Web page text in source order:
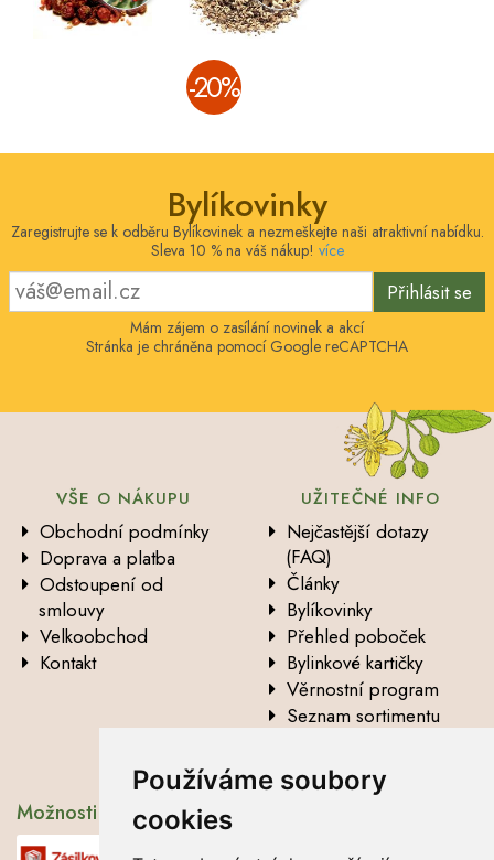
Používáme soubory
cookies
­-20%
Bylíkovinky
Zaregistrujte se k odběru Bylíkovinek a nezmeškejte naši atraktivní nabídku.
Sleva 10 % na váš nákup! více
Přihlásit se
Mám zájem o zasílání novinek a akcí
Stránka je chráněna pomocí Google reCAPTCHA
VŠE O NÁKUPU
Obchodní podmínky
Doprava a platba
Odstoupení od
smlouvy
Velkoobchod
Kontakt
UŽITEČNÉ INFO
Nejčastější dotazy
(FAQ)
Články
Bylíkovinky
Přehled poboček
Bylinkové kartičky
Věrnostní program
Seznam sortimentu
údajů
Možnosti dopravy